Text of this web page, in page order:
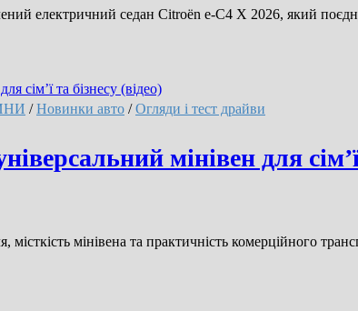
електричний седан Citroën e-C4 X 2026, який
/Новинки авто /Огляди і тест драйви
мінівен для сім’ї
мінівена та практичність комерційного